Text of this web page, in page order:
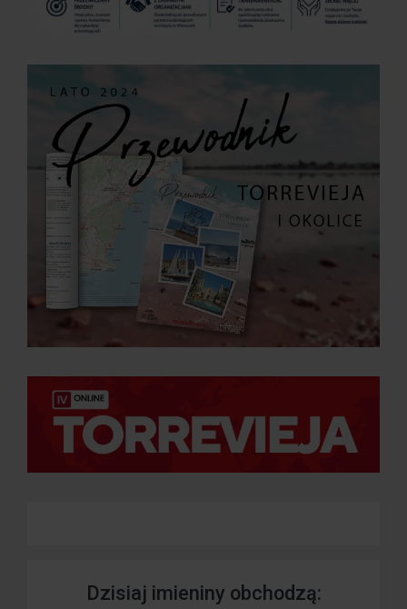
Dzisiaj imieniny obchodzą: